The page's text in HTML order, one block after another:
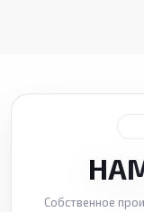
Собственное